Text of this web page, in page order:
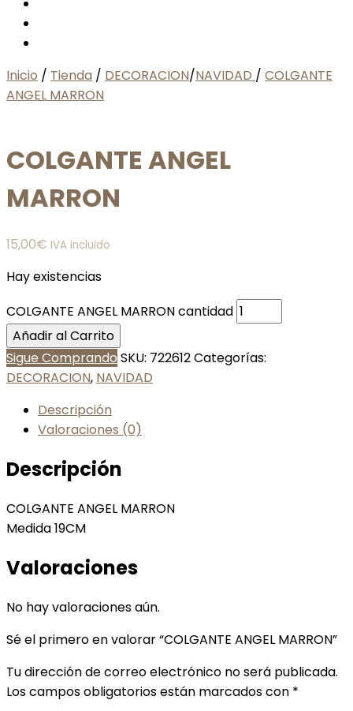
Inicio / Tienda / DECORACION/NAVIDAD / COLGANTE
ANGEL MARRON
COLGANTE ANGEL
MARRON
15,00€ IVA incluido
Hay existencias
COLGANTE ANGEL MARRON cantidad
Añadir al Carrito
Sigue Comprando SKU: 722612Categorías:
DECORACION, NAVIDAD
Descripción
Valoraciones (0)
Descripción
COLGANTE ANGEL MARRON
Medida 19CM
Valoraciones
No hay valoraciones aún.
Sé el primero en valorar “COLGANTE ANGEL MARRON”
Tu dirección de correo electrónico no será publicada.
Los campos obligatorios están marcados con *